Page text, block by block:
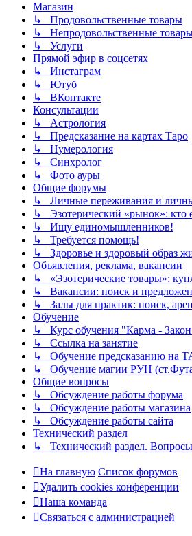
Магазин
↳ Продовольственные товары
↳ Непродовольственные
↳ Услуги
Прямой эфир в соцсетях
↳ Инстаграм
↳ Ютуб
↳ ВКонтакте
Консультации
↳ Астрология
↳ Предсказание на картах Таро
↳ Нумерология
↳ Синхролог
↳ Фото ауры
Общие форумы
↳ Личные переживания и
↳ Эзотерический «рынок»: кто
↳ Ищу единомышленников!
↳ Требуется помощь!
↳ Здоровье и здоровый образ
Объявления, реклама, вакансии
↳ «Эзотерические товары»:
↳ Вакансии: поиск и
↳ Залы для практик: поиск,
Обучение
↳ Курс обучения "Карма - Закон
↳ Ссылка на занятие
↳ Обучение предсказанию на
↳ Обучение магии РУН
Общие вопросы
↳ Обсуждение работы форума
↳ Обсуждение работы магазина
↳ Обсуждение работы сайта
Технический раздел
↳ Технический раздел.
На главную Список форумов
Удалить cookies конференции
Наша команда
Связаться с администрацией